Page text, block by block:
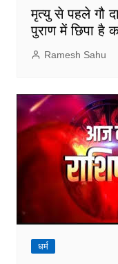
मृत्यु से पहले गौ
पुराण में छिपा है
Ramesh Sahu
धर्म